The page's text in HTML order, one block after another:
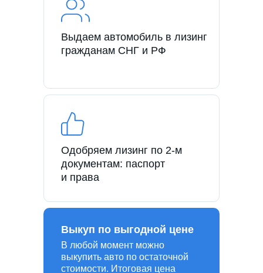
Выдаем автомобиль в лизинг
гражданам СНГ и РФ
Одобряем лизинг по 2-м
документам: паспорт
и права
В любой момент можно
выкупить авто по остаточной
стоимости. Итоговая цена
Выкуп по выгодной цене